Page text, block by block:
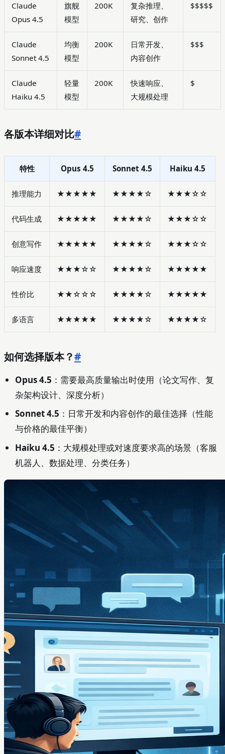
Claude
Opus 4.5
旗舰
模型
200K
复杂推理、
研究、创作
$$$$$
Claude
Sonnet 4.5
均衡
模型
200K
日常开发、
内容创作
$$$
Claude
Haiku 4.5
轻量
模型
200K
快速响应、
大规模处理
$
各版本详细对比#
特性 Opus 4.5 Sonnet 4.5 Haiku 4.5
推理能力 ★★★★★ ★★★★☆ ★★★☆☆
代码生成 ★★★★★ ★★★★☆ ★★★☆☆
创意写作 ★★★★★ ★★★★☆ ★★★☆☆
响应速度 ★★★☆☆ ★★★★☆ ★★★★★
性价比 ★★☆☆☆ ★★★★☆ ★★★★★
多语言 ★★★★★ ★★★★☆ ★★★★☆
如何选择版本？#
Opus 4.5 ：需要最高质量输出时使用（论文写作、复
杂架构设计、深度分析）
Sonnet 4.5 ：日常开发和内容创作的最佳选择（性能
与价格的最佳平衡）
Haiku 4.5 ：大规模处理或对速度要求高的场景（客服
机器人、数据处理、分类任务）